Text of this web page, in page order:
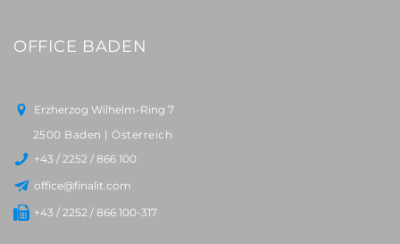
OFFICE BADEN
Erzherzog Wilhelm-Ring 7
2500 Baden | Österreich
+43 / 2252 / 866 100
office@finalit.com
+43 / 2252 / 866 100-317